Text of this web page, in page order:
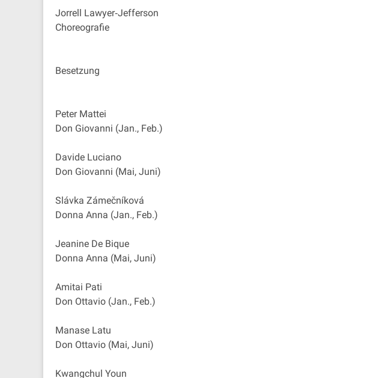
Jorrell Lawyer‐Jefferson
Choreografie
Besetzung
Peter Mattei
Don Giovanni (Jan., Feb.)
Davide Luciano
Don Giovanni (Mai, Juni)
Slávka Zámečníková
Donna Anna (Jan., Feb.)
Jeanine De Bique
Donna Anna (Mai, Juni)
Amitai Pati
Don Ottavio (Jan., Feb.)
Manase Latu
Don Ottavio (Mai, Juni)
Kwangchul Youn